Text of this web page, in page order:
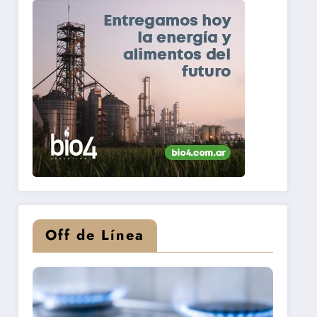
Off de Línea